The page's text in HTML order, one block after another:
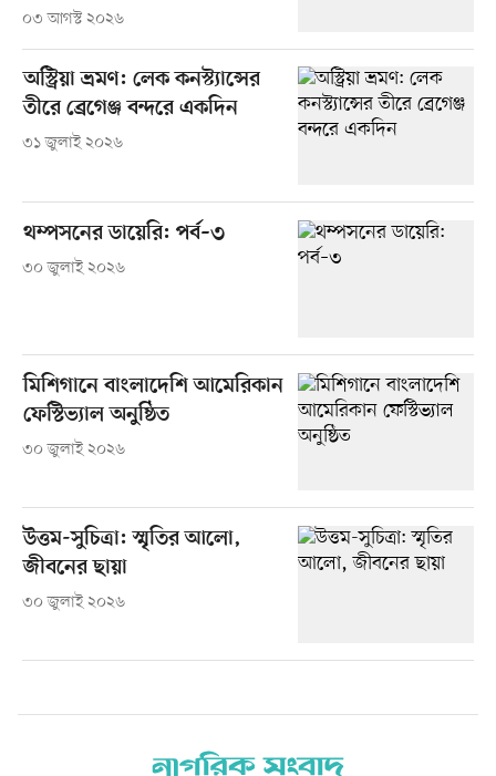
০৩ আগস্ট ২০২৬
অস্ট্রিয়া ভ্রমণ: লেক কনস্ট্যান্সের
তীরে ব্রেগেঞ্জ বন্দরে একদিন
৩১ জুলাই ২০২৬
থম্পসনের ডায়েরি: পর্ব–৩
৩০ জুলাই ২০২৬
মিশিগানে বাংলাদেশি আমেরিকান
ফেস্টিভ্যাল অনুষ্ঠিত
৩০ জুলাই ২০২৬
উত্তম-সুচিত্রা: স্মৃতির আলো,
জীবনের ছায়া
৩০ জুলাই ২০২৬